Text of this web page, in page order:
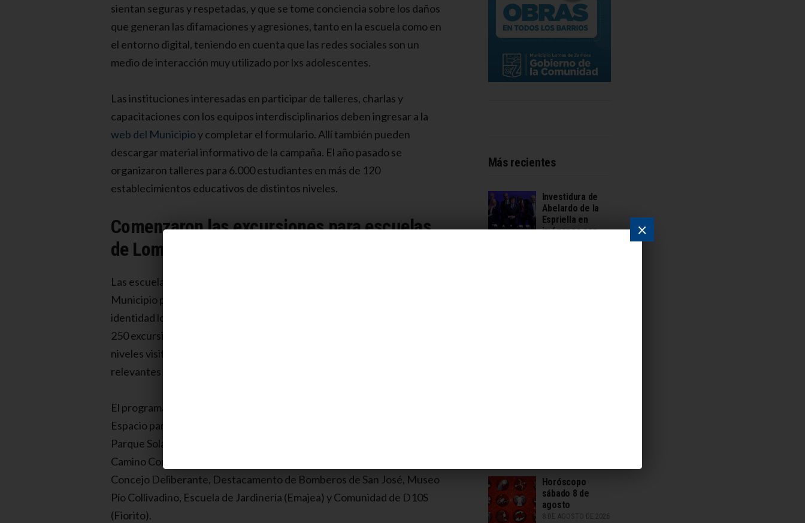
sientan seguras y respetadas, y que se tome conciencia sobre los daños
que generan las difamaciones y agresiones, tanto en la escuela como en
el entorno digital, teniendo en cuenta que las redes sociales son un
medio de interacción muy utilizado por lxs adolescentes.
Las instituciones interesadas en participar de talleres, charlas y
capacitaciones con los equipos interdisciplinarios deben ingresar a la
web del Municipioy completar el formulario. Allí también pueden
descargar material informativo de la campaña. El año pasado se
organizaron talleres para 6.000 estudiantes en más de 120
establecimientos educativos de distintos niveles.
Comenzaron las excursiones para escuelas
de Lomas de Zamora
Las escuelas ya participan de salidas educativas organizadas por el
Municipio para reforzar los conocimientos sobre la historia y la
identidad local. A través del programa Descubrir Lomas se realizarán
250 excursiones durante el año para que estudiantes de todos los
niveles visiten sitios históricos y revaloricen a personalidades
relevantes para la ciudad.
El programa incluye visitas al Museo Americanista y la Plaza Grigera, el
Espacio para la Memoria (Ex Pozo de Banfield), Parque Albertina,
Parque Solar Diego Maradona, Reserva Santa Catalina, Paseo Turdera,
Camino Cortázar (Banfield), Cooperativa Cotramel, Museo Malvinas,
Concejo Deliberante, Destacamento de Bomberos de San José, Museo
Pío Collivadino, Escuela de Jardinería (Emajea) y Comunidad de D10S
(Fiorito).
Más recientes
Investidura de
Abelardo de la
Espriella en
imágenes con
Horóscopo
sábado 8 de
agosto
8 DE AGOSTO DE 2026
×